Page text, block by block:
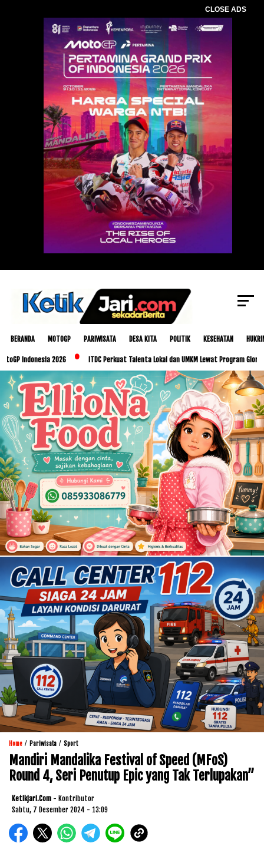
CLOSE ADS
BERANDA MOTOGP PARIWISATA DESA KITA POLITIK KESEHATAN
2026 ITDC Perkuat Talenta Lokal dan UMKM Lewat Program Glorious Golo
Home / Pariwisata / Sport
Mandiri Mandalika Festival of Speed (MFoS)
Round 4, Seri Penutup Epic yang Tak Terlupakan”
Ketikjari.com - Kontributor
Sabtu, 7 Desember 2024 - 13:09